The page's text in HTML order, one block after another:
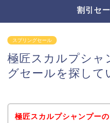
割引セ
スプリングセール
極匠スカルプシャ
グセールを探して
極匠スカルプシャンプー